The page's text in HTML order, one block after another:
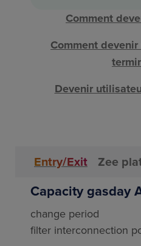
Comment
Comment
Devenir
Entry/Exit Zee
Capacity gasday
change period
filter interconnection